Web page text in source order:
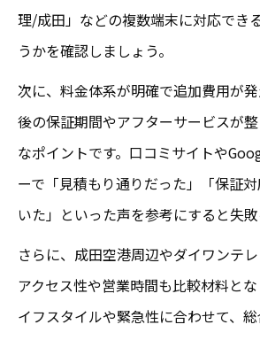
理/成田」などの複数端末に対応でき
うかを確認しましょう。
次に、料金体系が明確で追加費用が
後の保証期間やアフターサービスが
なポイントです。口コミサイトや
ーで「見積もり通りだった」「保証
いた」といった声を参考にすると失敗
さらに、成田空港周辺やダイワンテレ
アクセス性や営業時間も比較材料と
イフスタイルや緊急性に合わせて、